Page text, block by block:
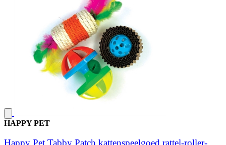
HAPPY PET
Happy Pet Tabby Patch kattenspeelgoed rattel-roller-